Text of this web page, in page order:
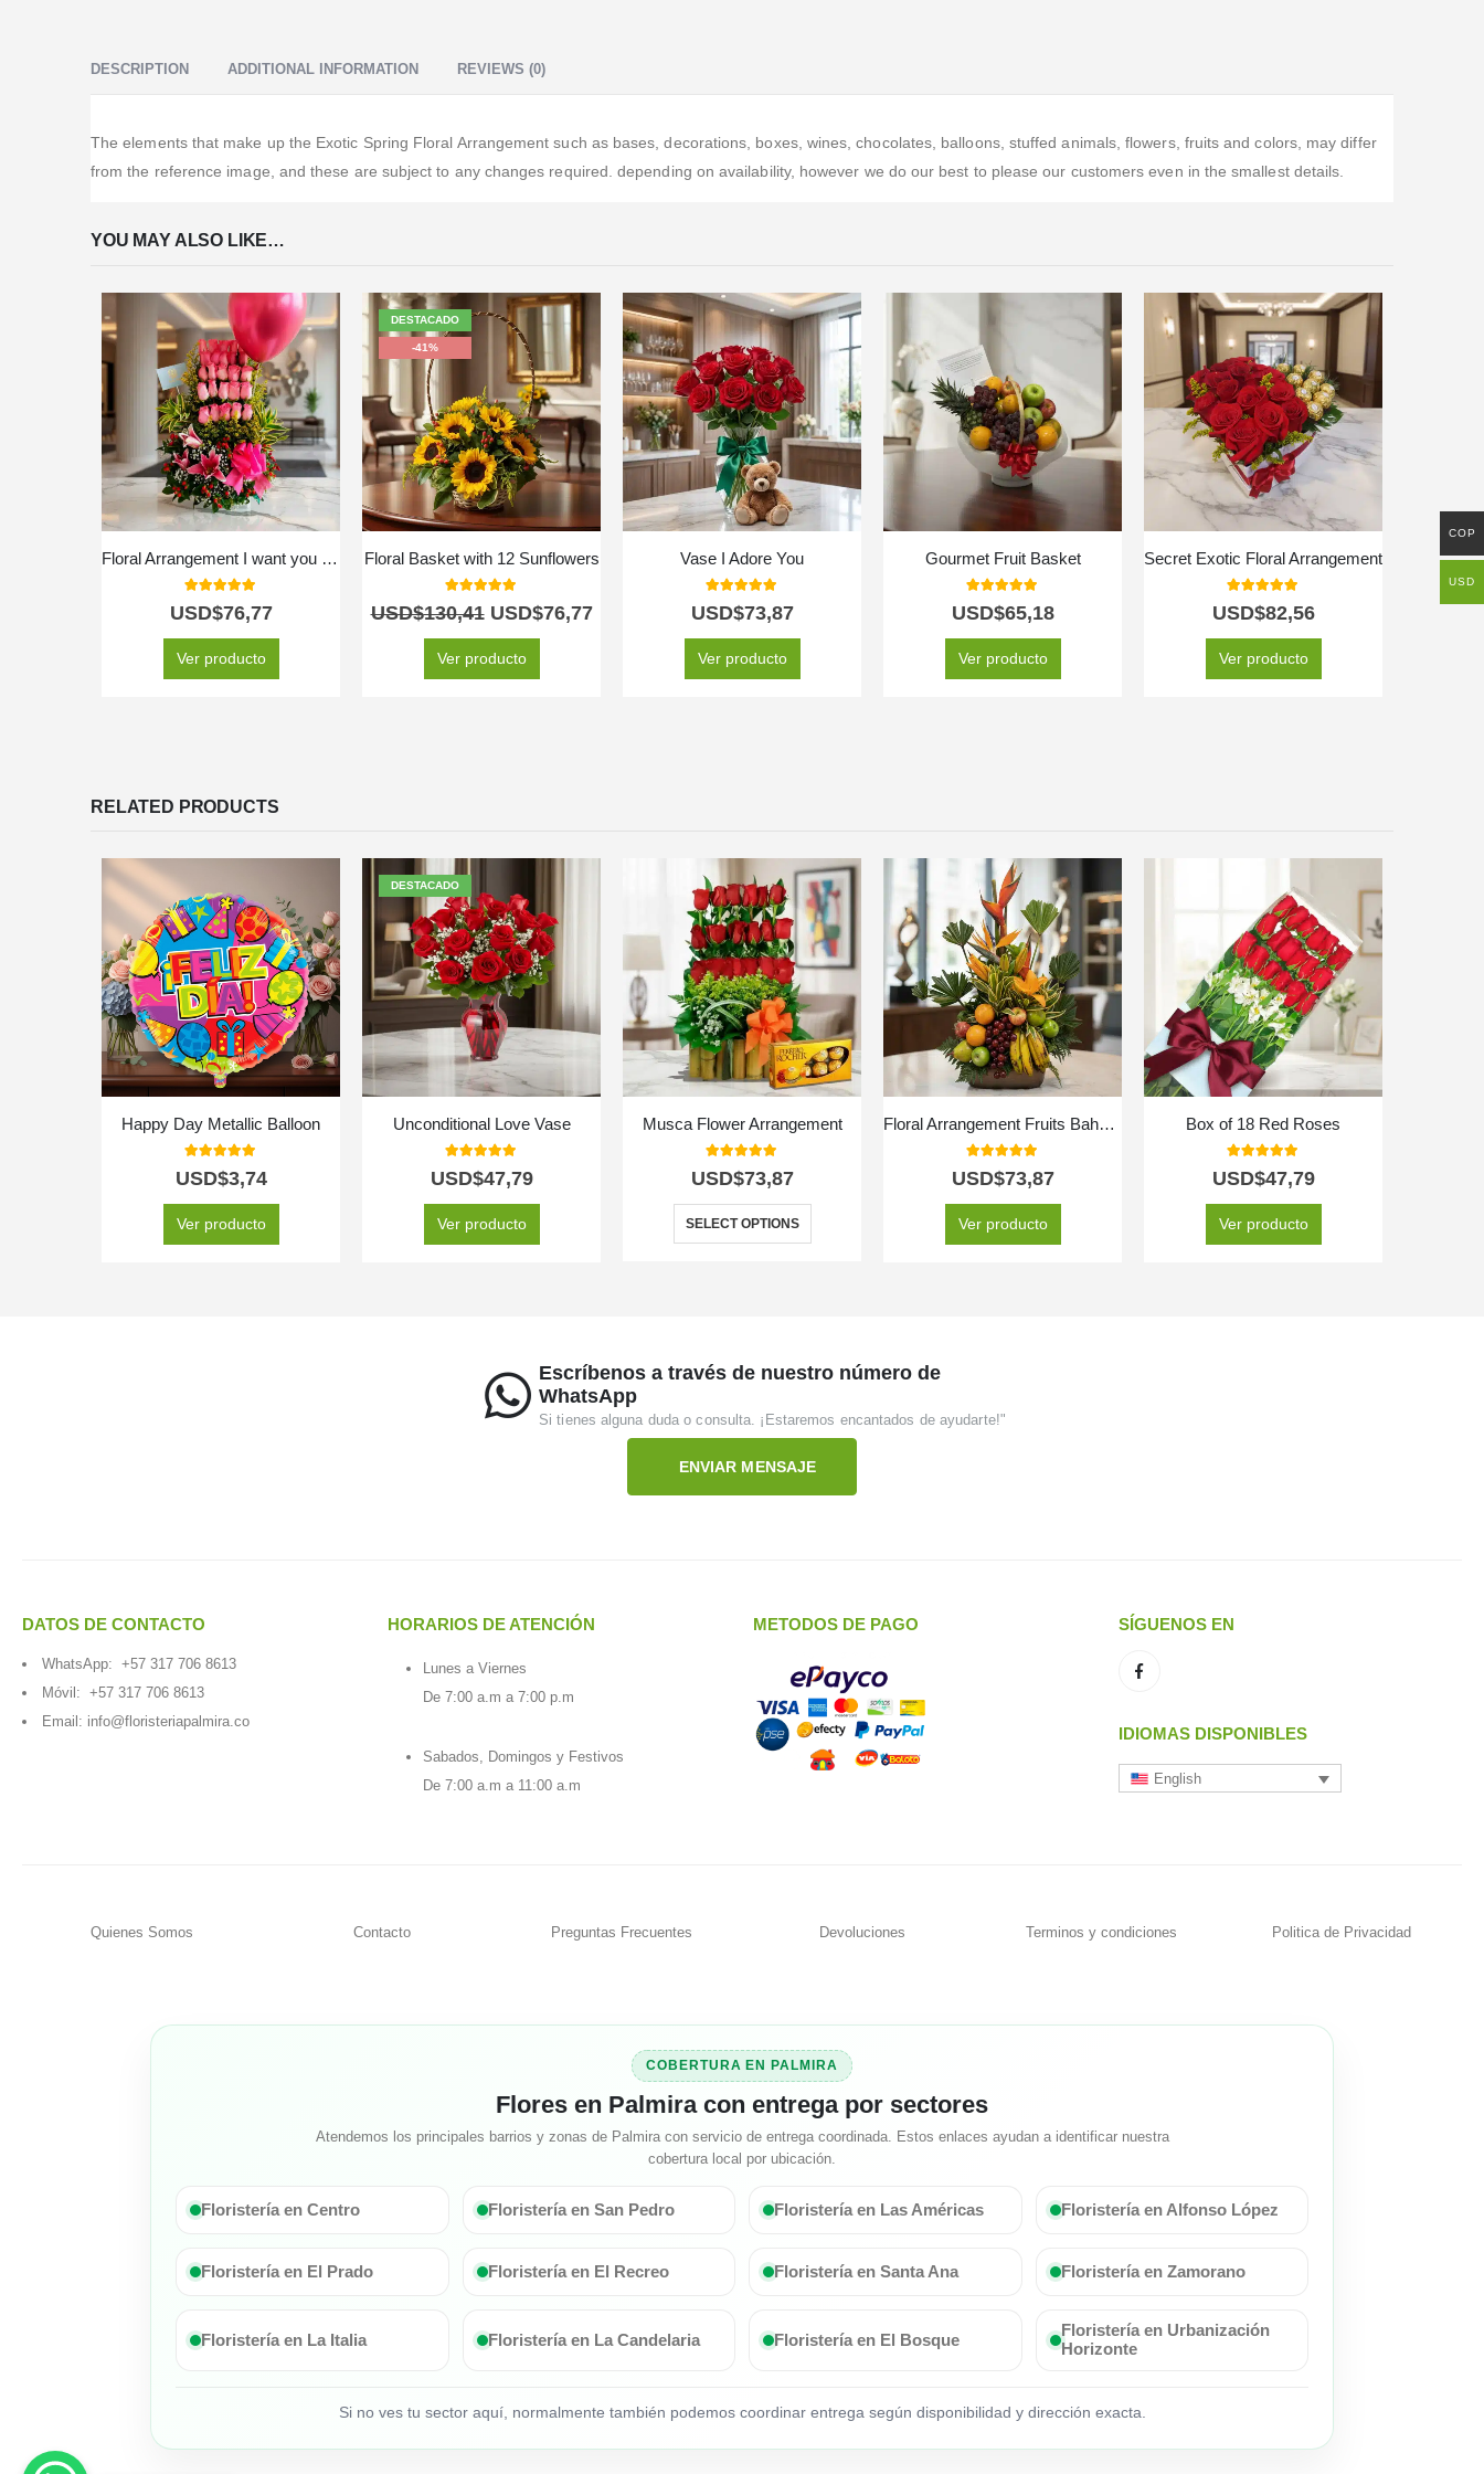
DESCRIPTION ADDITIONAL INFORMATION REVIEWS (0)
The elements that make up the Exotic Spring Floral Arrangement such as bases, decorations, boxes, wines, chocolates, balloons, stuffed animals, flowers, fruits and colors, may differ
from the reference image, and these are subject to any changes required. depending on availability, however we do our best to please our customers even in the smallest details.
YOU MAY ALSO LIKE…
Floral Arrangement I want you to know
out of 5
USD$76,77
Ver producto
DESTACADO
-41%
Floral Basket with 12 Sunflowers
USD$130,41 USD$76,77
Ver producto
Vase I Adore You
out of 5
USD$73,87
Ver producto
Gourmet Fruit Basket
out of 5
USD$65,18
Ver producto
Secret Exotic Floral Arrangement
out of 5
USD$82,56
Ver producto
RELATED PRODUCTS
Happy Day Metallic Balloon
out of 5
USD$3,74
Ver producto
DESTACADO
Unconditional Love Vase
out of 5
USD$47,79
Ver producto
Musca Flower Arrangement
out of 5
USD$73,87
SELECT OPTIONS
Floral Arrangement Fruits Bahamas
out of 5
USD$73,87
Ver producto
Box of 18 Red Roses
out of 5
USD$47,79
Ver producto
Escríbenos a través de nuestro número de
WhatsApp
Si tienes alguna duda o consulta. ¡Estaremos encantados de ayudarte!"
ENVIAR MENSAJE
DATOS DE CONTACTO
WhatsApp: +57 317 706 8613
Móvil: +57 317 706 8613
Email: info@floristeriapalmira.co
HORARIOS DE ATENCIÓN
Lunes a Viernes
De 7:00 a.m a 7:00 p.m
Sabados, Domingos y Festivos
De 7:00 a.m a 11:00 a.m
METODOS DE PAGO SÍGUENOS EN
IDIOMAS DISPONIBLES
English
Quienes Somos Contacto Preguntas Frecuentes Devoluciones Terminos y condiciones Politica de Privacidad
COBERTURA EN PALMIRA
Flores en Palmira con entrega por sectores
Atendemos los principales barrios y zonas de Palmira con servicio de entrega coordinada. Estos enlaces ayudan a identificar nuestra
cobertura local por ubicación.
Floristería en Centro Floristería en San Pedro Floristería en Las Américas Floristería en Alfonso López
Floristería en El Prado Floristería en El Recreo Floristería en Santa Ana Floristería en Zamorano
Floristería en La Italia Floristería en La Candelaria Floristería en El Bosque
Floristería en Urbanización
Horizonte
Si no ves tu sector aquí, normalmente también podemos coordinar entrega según disponibilidad y dirección exacta.
COP
USD